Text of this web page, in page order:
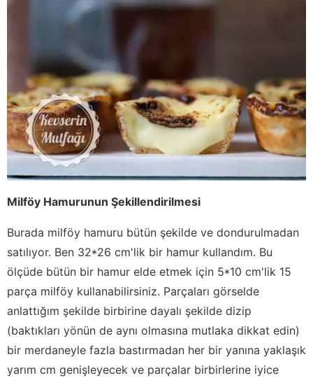
Milföy Hamurunun Şekillendirilmesi
Burada milföy hamuru bütün şekilde ve dondurulmadan
satılıyor. Ben 32*26 cm'lik bir hamur kullandım. Bu
ölçüde bütün bir hamur elde etmek için 5*10 cm'lik 15
parça milföy kullanabilirsiniz. Parçaları görselde
anlattığım şekilde birbirine dayalı şekilde dizip
(baktıkları yönün de aynı olmasına mutlaka dikkat edin)
bir merdaneyle fazla bastırmadan her bir yanına yaklaşık
yarım cm genişleyecek ve parçalar birbirlerine iyice